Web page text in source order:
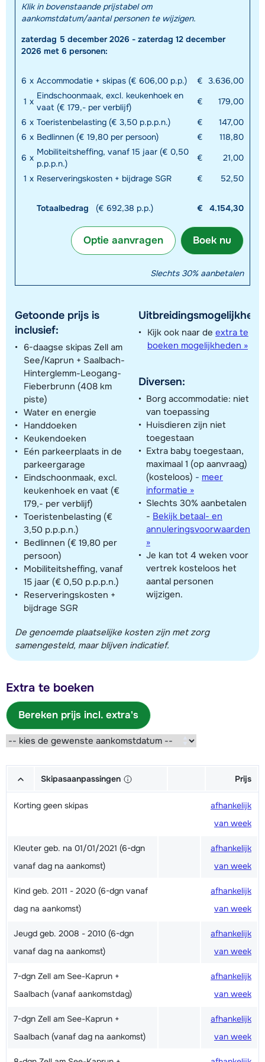
Klik in bovenstaande prijstabel om
aankomstdatum/aantal personen te wijzigen.
zaterdag 5 december 2026 - zaterdag 12 december
2026 met 6 personen:
6 x Accommodatie + skipas (€ 606,00 p.p.) € 3.636,00
1 x
Eindschoonmaak, excl. keukenhoek en
vaat (€ 179,- per verblijf)
€
179,00
6 x Toeristenbelasting (€ 3,50 p.p.p.n.) €
147,00
6 x Bedlinnen (€ 19,80 per persoon) €
118,80
6 x
Mobiliteitsheffing, vanaf 15 jaar (€ 0,50
p.p.p.n.)
€
21,00
1 x Reserveringskosten + bijdrage SGR € 52,50
Totaalbedrag (€ 692,38 p.p.) € 4.154,30
Boek nu
Optie aanvragen
Slechts 30% aanbetalen
Getoonde prijs is
inclusief:
6-daagse skipas Zell am
See/Kaprun + Saalbach-
Hinterglemm-Leogang-
Fieberbrunn (408 km
piste)
Water en energie
Handdoeken
Keukendoeken
Eén parkeerplaats in de
parkeergarage
Eindschoonmaak, excl.
keukenhoek en vaat (€
179,- per verblijf)
Toeristenbelasting (€
3,50 p.p.p.n.)
Bedlinnen (€ 19,80 per
persoon)
Mobiliteitsheffing, vanaf
15 jaar (€ 0,50 p.p.p.n.)
Reserveringskosten +
bijdrage SGR
Kijk ook naar de extra te
boeken mogelijkheden »
Diversen:
Borg accommodatie: niet
van toepassing
Huisdieren zijn niet
toegestaan
Extra baby toegestaan,
maximaal 1 (op aanvraag)
(kosteloos) - meer
informatie »
Slechts 30% aanbetalen
- Bekijk betaal- en
annuleringsvoorwaarden
»
Je kan tot 4 weken voor
vertrek kosteloos het
aantal personen
wijzigen.
De genoemde plaatselijke kosten zijn met zorg
samengesteld, maar blijven indicatief.
Extra te boeken
Bereken prijs incl. extra's
Skipasaanpassingen Prijs
Korting geen skipas
afhankelijk
van week
Kleuter geb. na 01/01/2021 (6-dgn
vanaf dag na aankomst)
afhankelijk
van week
Kind geb. 2011 - 2020 (6-dgn vanaf
dag na aankomst)
afhankelijk
van week
Jeugd geb. 2008 - 2010 (6-dgn
vanaf dag na aankomst)
afhankelijk
van week
7-dgn Zell am See-Kaprun +
Saalbach (vanaf aankomstdag)
afhankelijk
van week
7-dgn Zell am See-Kaprun +
Saalbach (vanaf dag na aankomst)
afhankelijk
van week